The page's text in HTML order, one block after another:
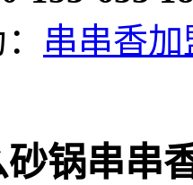
串串香加
砂锅串串